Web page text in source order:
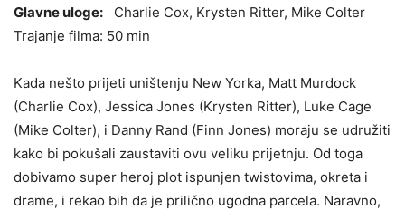
Glavne uloge: Charlie Cox, Krysten Ritter, Mike Colter
Trajanje filma: 50 min
Kada nešto prijeti uništenju New Yorka, Matt Murdock
(Charlie Cox), Jessica Jones (Krysten Ritter), Luke Cage
(Mike Colter), i Danny Rand (Finn Jones) moraju se udružiti
kako bi pokušali zaustaviti ovu veliku prijetnju. Od toga
dobivamo super heroj plot ispunjen twistovima, okreta i
drame, i rekao bih da je prilično ugodna parcela. Naravno,